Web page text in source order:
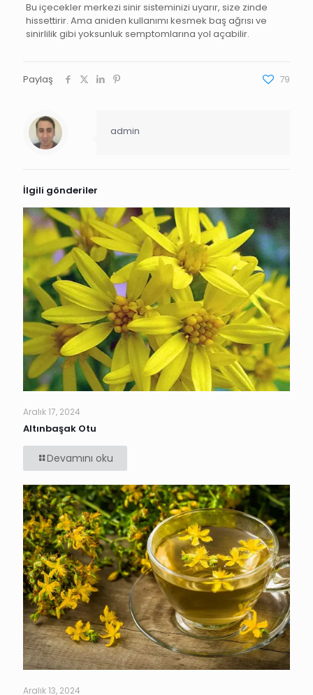
Bu içecekler merkezi sinir sisteminizi uyarır, size zinde
hissettirir. Ama aniden kullanımı kesmek baş ağrısı ve
sinirlilik gibi yoksunluk semptomlarına yol açabilir.
Paylaş 79
admin
İlgili gönderiler
Aralık 17, 2024
Altınbaşak Otu
Devamını oku
Aralık 13, 2024